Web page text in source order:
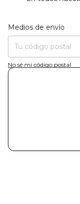
Entregas para el CP:
Medios de envío
No sé mi código postal